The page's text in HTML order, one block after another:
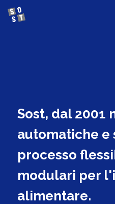
Sost, dal 2001
automatiche e
processo
modulari per
alimentare.